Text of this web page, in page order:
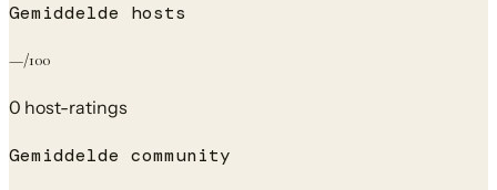
Gemiddelde hosts
—/100
0 host-ratings
Gemiddelde community